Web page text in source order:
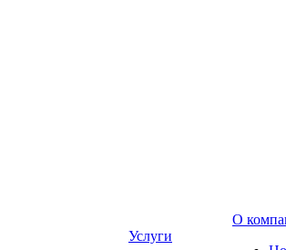
Услуги
О